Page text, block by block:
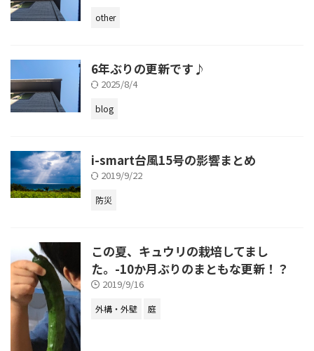
other
6年ぶりの更新です♪
2025/8/4
blog
i-smart台風15号の影響まとめ
2019/9/22
防災
この夏、キュウリの栽培してまし
た。-10か月ぶりのまともな更新！？
2019/9/16
外構・外壁 庭